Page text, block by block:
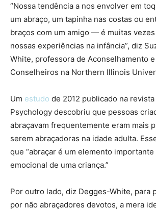
“Nossa tendência a nos envolver em
um abraço, um tapinha nas costas ou
braços com um amigo — é muitas
nossas experiências na infância”, diz
White, professora de Aconselhamento e
Conselheiros na Northern Illinois
Um estudo de 2012 publicado na
Psychology descobriu que pessoas
abraçavam frequentemente eram mais
serem abraçadoras na idade adulta.
que “abraçar é um elemento importante
emocional de uma criança.”
Por outro lado, diz Degges-White, para
por não abraçadores devotos, a mera